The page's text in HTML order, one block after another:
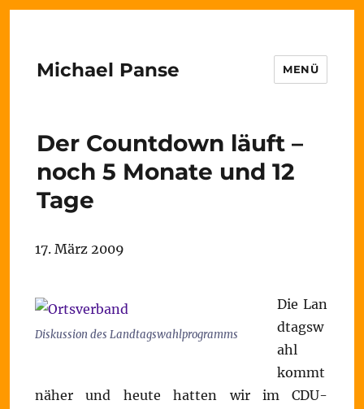
Michael Panse MENÜ
Der Countdown läuft –
noch 5 Monate und 12
Tage
17. März 2009
Diskussion des Landtagswahlprogramms
Die Lan
dtagsw
ahl
kommt
näher und heute hatten wir im CDU-